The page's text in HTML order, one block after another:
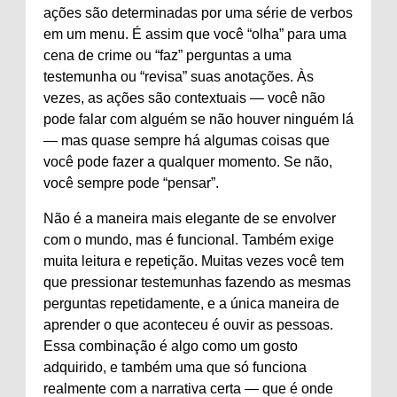
ações são determinadas por uma série de verbos
em um menu. É assim que você “olha” para uma
cena de crime ou “faz” perguntas a uma
testemunha ou “revisa” suas anotações. Às
vezes, as ações são contextuais — você não
pode falar com alguém se não houver ninguém lá
— mas quase sempre há algumas coisas que
você pode fazer a qualquer momento. Se não,
você sempre pode “pensar”.
Não é a maneira mais elegante de se envolver
com o mundo, mas é funcional. Também exige
muita leitura e repetição. Muitas vezes você tem
que pressionar testemunhas fazendo as mesmas
perguntas repetidamente, e a única maneira de
aprender o que aconteceu é ouvir as pessoas.
Essa combinação é algo como um gosto
adquirido, e também uma que só funciona
realmente com a narrativa certa — que é onde